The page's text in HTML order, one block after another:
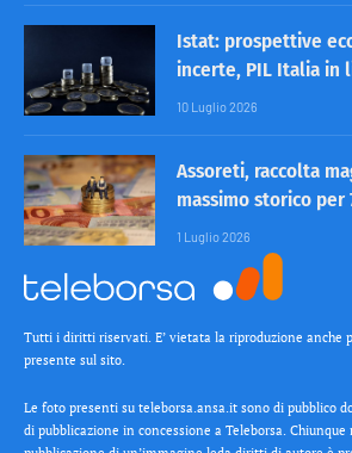
Istat: prospettive
incerte, PIL Italia in
10 Luglio 2026
Assoreti, raccolta
massimo storico
1 Luglio 2026
Tutti i diritti riservati. E’ vietata la riproduzione anche
presente sul sito.
Le foto presenti su teleborsa.ansa.it sono di pubblico
di pubblicazione in concessione a Teleborsa. Chiunque